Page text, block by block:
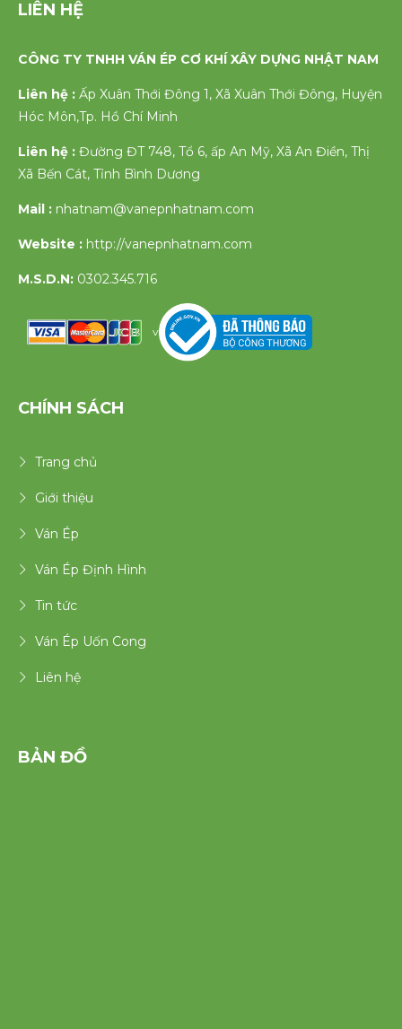
LIÊN HỆ
CÔNG TY TNHH VÁN ÉP CƠ KHÍ XÂY DỰNG NHẬT NAM
Liên hệ : Ấp Xuân Thới Đông 1, Xã Xuân Thới Đông, Huyện
Hóc Môn,Tp. Hồ Chí Minh
Liên hệ : Đường ĐT 748, Tổ 6, ấp An Mỹ, Xã An Điền, Thị
Xã Bến Cát, Tỉnh Bình Dương
Mail : nhatnam@vanepnhatnam.com
Website : http://vanepnhatnam.com
M.S.D.N: 0302.345.716
v
CHÍNH SÁCH
Trang chủ
Giới thiệu
Ván Ép
Ván Ép Định Hình
Tin tức
Ván Ép Uốn Cong
Liên hệ
BẢN ĐỒ